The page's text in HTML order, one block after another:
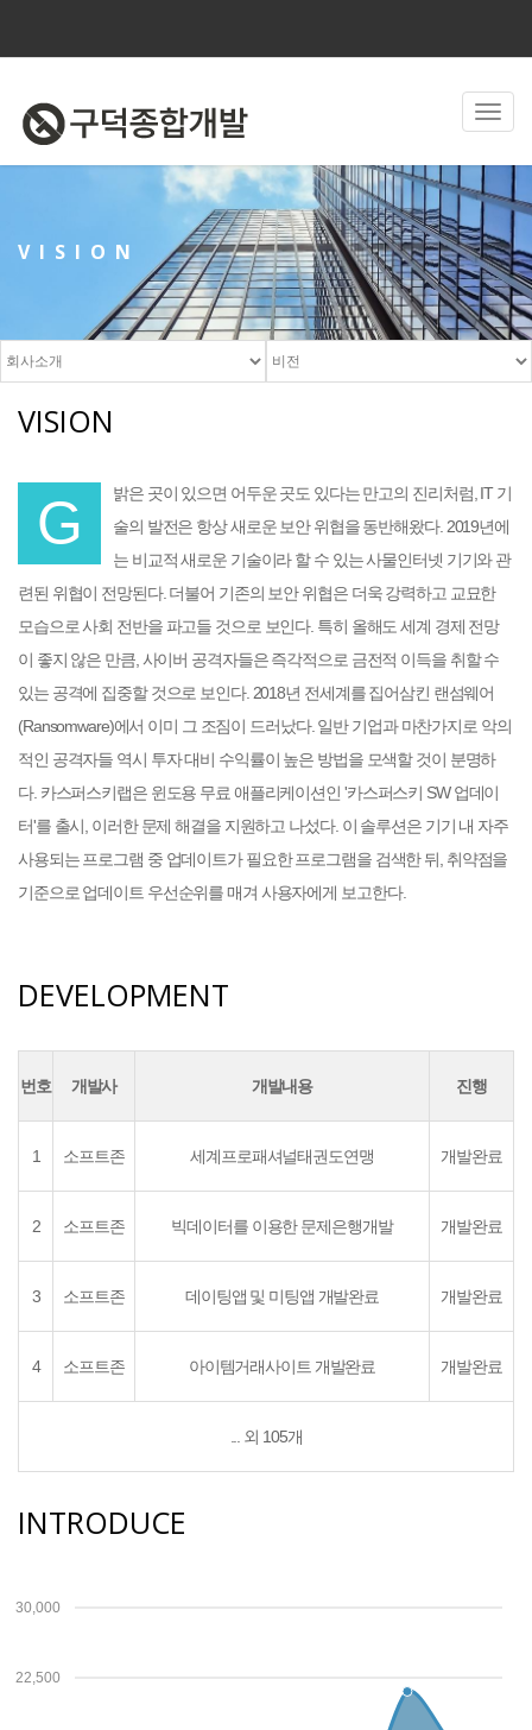
VISION
VISION
G
밝은 곳이 있으면 어두운 곳도 있다는 만고의 진리처럼, IT 기
술의 발전은 항상 새로운 보안 위협을 동반해왔다. 2019년에
는 비교적 새로운 기술이라 할 수 있는 사물인터넷 기기와 관
련된 위협이 전망된다. 더불어 기존의 보안 위협은 더욱 강력하고 교묘한
모습으로 사회 전반을 파고들 것으로 보인다. 특히 올해도 세계 경제 전망
이 좋지 않은 만큼, 사이버 공격자들은 즉각적으로 금전적 이득을 취할 수
있는 공격에 집중할 것으로 보인다. 2018년 전세계를 집어삼킨 랜섬웨어
(Ransomware)에서 이미 그 조짐이 드러났다. 일반 기업과 마찬가지로 악의
적인 공격자들 역시 투자 대비 수익률이 높은 방법을 모색할 것이 분명하
다. 카스퍼스키랩은 윈도용 무료 애플리케이션인 '카스퍼스키 SW 업데이
터'를 출시, 이러한 문제 해결을 지원하고 나섰다. 이 솔루션은 기기 내 자주
사용되는 프로그램 중 업데이트가 필요한 프로그램을 검색한 뒤, 취약점을
기준으로 업데이트 우선순위를 매겨 사용자에게 보고한다.
DEVELOPMENT
번호 개발사 개발내용 진행
1 소프트존 세계프로패셔널태권도연맹 개발완료
2 소프트존 빅데이터를 이용한 문제은행개발 개발완료
3 소프트존 데이팅앱 및 미팅앱 개발완료 개발완료
4 소프트존 아이템거래사이트 개발완료 개발완료
... 외 105개
INTRODUCE
22,500
30,000